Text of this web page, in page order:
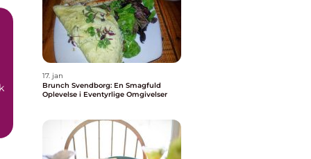
17. jan
Brunch Svendborg: En Smagfuld
Oplevelse i Eventyrlige Omgivelser